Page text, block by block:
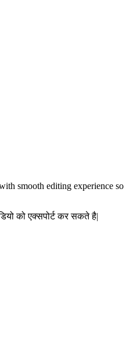
smooth editing experience so
को एक्सपोर्ट कर सकते है|